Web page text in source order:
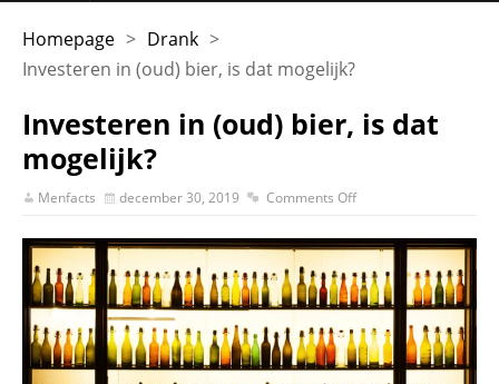
Homepage > Drank >
Investeren in (oud) bier, is dat mogelijk?
Investeren in (oud) bier, is dat
mogelijk?
Menfacts december 30, 2019 Comments Off